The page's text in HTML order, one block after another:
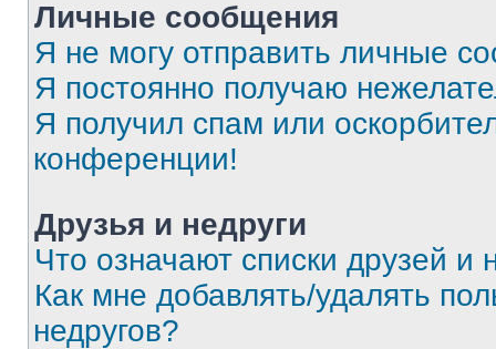
Личные сообщения
Я не могу отправить личные
Я постоянно получаю
Я получил спам или
конференции!
Друзья и недруги
Что означают списки друзей и
Как мне добавлять/удалять
недругов?